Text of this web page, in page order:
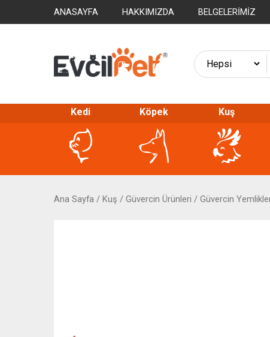
ANASAYFA HAKKIMIZDA BELGELERIMIZ
Kedi Köpek Kuş
Ana Sayfa/ Kuş / Güvercin Ürünleri / Güvercin